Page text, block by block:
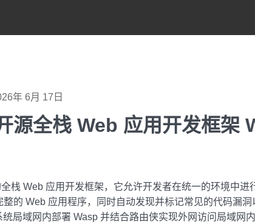
路由侠
年 6月 17日
源全栈 Web 应用开发框架
栈 Web 应用开发框架，它允许开发者在统一的环境中进
整的 Web 应用程序，同时自动发现并标记常见的代码漏
局域网内部署 Wasp 并结合路由侠实现外网访问局域网内